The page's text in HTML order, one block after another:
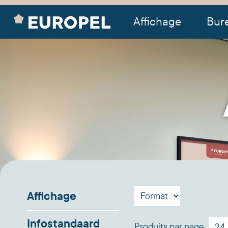
Affichage
Affichage
Infostandaard